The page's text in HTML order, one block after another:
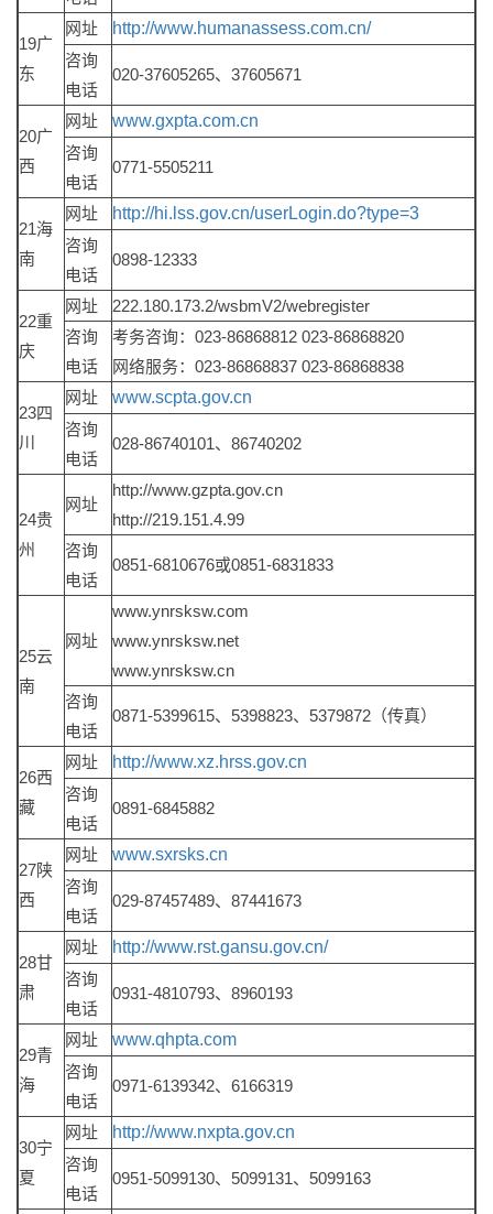
19广
东
网址
http://www.humanassess.com.cn/
咨询
电话
020-37605265、37605671
20广
西
网址
www.gxpta.com.cn
咨询
电话
0771-5505211
21海
南
网址
http://hi.lss.gov.cn/userLogin.do?type=3
咨询
电话
0898-12333
22重
庆
网址
222.180.173.2/wsbmV2/webregister
咨询
电话
考务咨询：023-86868812 023-86868820
网络服务：023-86868837 023-86868838
23四
川
网址
www.scpta.gov.cn
咨询
电话
028-86740101、86740202
24贵
州
网址
http://www.gzpta.gov.cn
http://219.151.4.99
咨询
电话
0851-6810676或0851-6831833
25云
南
网址
www.ynrsksw.com
www.ynrsksw.net
www.ynrsksw.cn
咨询
电话
0871-5399615、5398823、5379872（传真）
26西
藏
网址
http://www.xz.hrss.gov.cn
咨询
电话
0891-6845882
27陕
西
网址
www.sxrsks.cn
咨询
电话
029-87457489、87441673
28甘
肃
网址
http://www.rst.gansu.gov.cn/
咨询
电话
0931-4810793、8960193
29青
海
网址
www.qhpta.com
咨询
电话
0971-6139342、6166319
30宁
夏
网址
http://www.nxpta.gov.cn
咨询
电话
0951-5099130、5099131、5099163